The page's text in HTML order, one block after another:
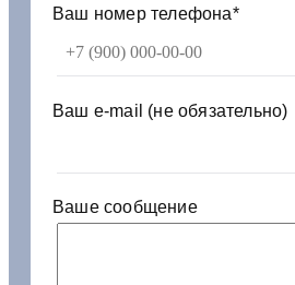
Ваш номер телефона*
Ваш e-mail (не обязательно)
Ваше сообщение